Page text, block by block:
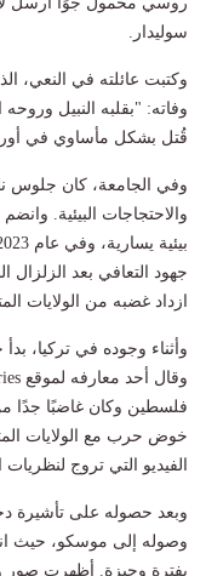
سوليدار.
وكتبت عائلته في النعي،
وفاته: "بقلبه النبيل
قُتل بشكل مأساوي في أوروبا
وفي الجامعة، كان جلوس
والاحتجاجات البيئية.
ازداد غضبه من الولايات
وأثناء وجوده في تركيا،
وقال أحد معارفه لموقع iStories: "كان يشاهد عادةً مقاطع
فلسطين وكان غاضبًا جدًا
خوض حرب مع الولايات
الفيديو التي تروج
وبعد حصوله على تأشيرة
وصوله إلى موسكو، حيث